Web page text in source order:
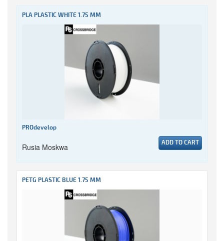
PLA PLASTIC WHITE 1.75 MM
PROdevelop
Rusia Moskwa ADD TO CART
PETG PLASTIC BLUE 1.75 MM